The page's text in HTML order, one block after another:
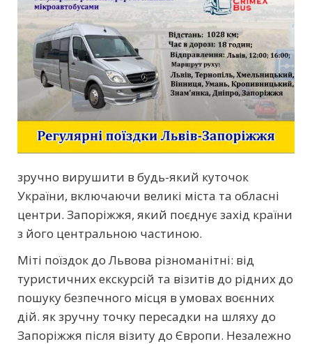
зручно вирушити в будь-який куточок
України, включаючи великі міста та обласні
центри. Запоріжжя, який поєднує захід країни
з його центральною частиною.
Міті поїздок до Львова різноманітні: від
туристичних екскурсій та візитів до рідних до
пошуку безпечного місця в умовах воєнних
дій. як зручну точку пересадки на шляху до
Запоріжжя після візиту до Європи. Незалежно